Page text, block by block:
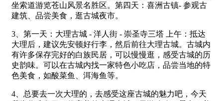
坐索道游览苍山风景名胜区。第四天：喜洲古镇- 参观古
建筑、品尝美食，逛古城夜市。
3、第一天：大理古城 - 洋人街 - 崇圣寺三塔 上午：抵达
大理后，建议先安顿好行李，然后前往大理古城。古城内
有许多保存完好的白族民居，可以慢慢逛，感受古城的历
史韵味。可以在古城内找一家特色小吃店，品尝当地的特
色美食，如酸菜鱼、洱海鱼等。
4、总要去一次大理的，去感受这座古城的魅力吧，今天